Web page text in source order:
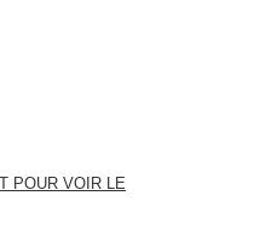
POUR VOIR LE